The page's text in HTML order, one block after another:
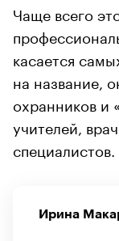
Чаще всего
касается
на название,
охранников и
учителей,
специалистов.
Ирина